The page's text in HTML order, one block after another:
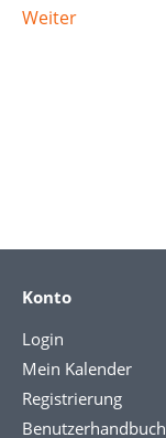
Weiter
Konto
Login
Mein Kalender
Registrierung
Benutzerhandbuch